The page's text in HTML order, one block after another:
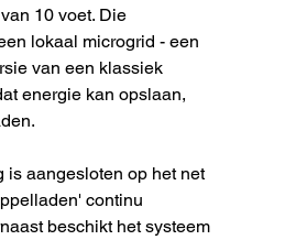
10 voet. Die
lokaal microgrid - een
van een klassiek
energie kan opslaan,
is aangesloten op het net
continu
beschikt het systeem